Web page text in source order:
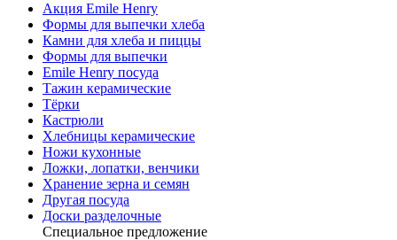
Акция Emile Henry
Формы для выпечки хлеба
Камни для хлеба и пиццы
Формы для выпечки
Emile Henry посуда
Тажин керамические
Тёрки
Кастрюли
Хлебницы керамические
Ножи кухонные
Ложки, лопатки, венчики
Хранение зерна и семян
Другая посуда
Доски разделочные
Специальное предложение